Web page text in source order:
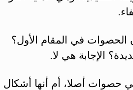
في المقام الأول؟
الإجابة هي لا.
حصوات أصلا، أم أنها أشكال